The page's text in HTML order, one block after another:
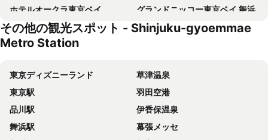
ホテルオークラ東京ベイ
グランドニッコー東京ベイ 舞浜
ホテルマイステイズ舞浜
東京 ベイ有明ワシントンホテル
ヴィラフォンテーヌグランド東京有明
ヴィラフォンテーヌ グランド 羽田空港
東京ディズニーランドホテル
ホテルドリームゲート舞浜
アパホテル & リゾート〈東京ベイ潮見〉
シェラトン・グランデ・トーキョーベイ・ホテル
Maihama View Hotel by HULIC
アワーズイン阪急
フレックステイイン新浦安
その他の観光スポット - Shinjuku-gyoemmae
Metro Station
東京ディズニーランド
草津温泉
東京駅
羽田空港
品川駅
伊香保温泉
舞浜駅
幕張メッセ